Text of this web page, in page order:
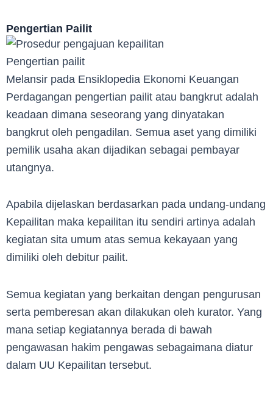
Pengertian Pailit
Pengertian pailit
Melansir pada Ensiklopedia Ekonomi Keuangan
Perdagangan pengertian pailit atau bangkrut adalah
keadaan dimana seseorang yang dinyatakan
bangkrut oleh pengadilan. Semua aset yang dimiliki
pemilik usaha akan dijadikan sebagai pembayar
utangnya.
Apabila dijelaskan berdasarkan pada undang-undang
Kepailitan maka kepailitan itu sendiri artinya adalah
kegiatan sita umum atas semua kekayaan yang
dimiliki oleh debitur pailit.
Semua kegiatan yang berkaitan dengan pengurusan
serta pemberesan akan dilakukan oleh kurator. Yang
mana setiap kegiatannya berada di bawah
pengawasan hakim pengawas sebagaimana diatur
dalam UU Kepailitan tersebut.